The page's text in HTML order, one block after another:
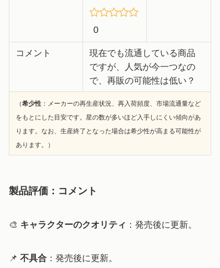
0
コメント
現在でも流通している商品
ですが、人気が今一つなの
で、再販の可能性は低い？
（希少性 ：メーカーの再生産状況、再入荷頻度、市場流通量など
をもとにした目安です。星の数が多いほど入手しにくい傾向があ
ります。なお、生産終了となった場合は希少性が高まる可能性が
あります。）
製品評価：コメント
🎨 キャラクターのクオリティ ： 発売後に更新。
📌 不具合： 発売後に更新。